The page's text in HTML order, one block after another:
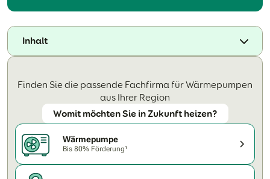
Inhalt
Finden Sie die passende Fachfirma für Wärmepumpen
aus Ihrer Region
Womit möchten Sie in Zukunft heizen?
Wärmepumpe
Bis 80% Förderung¹